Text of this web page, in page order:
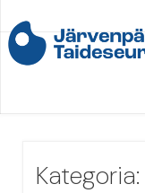
to
content
Kategoria: